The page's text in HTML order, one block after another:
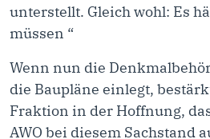
unterstellt. Gleich wohl: Es
müssen “
Wenn nun die
die Baupläne einlegt,
Fraktion in der Hoffnung,
AWO bei diesem Sachstand